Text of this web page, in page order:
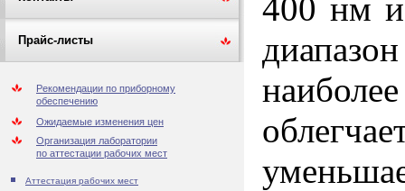
Прайс-листы
Рекомендации по приборному
обеспечению
Ожидаемые изменения цен
Организация лаборатории
по аттестации рабочих мест
Аттестация рабочих мест
400 нм и